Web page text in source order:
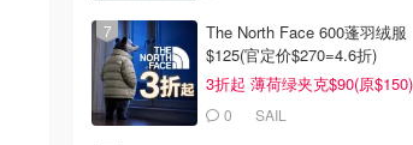
The North Face 600蓬羽绒服
$125(官定价$270=4.6折)
3折起 薄荷绿夹克$90(原$150)
0 SAIL